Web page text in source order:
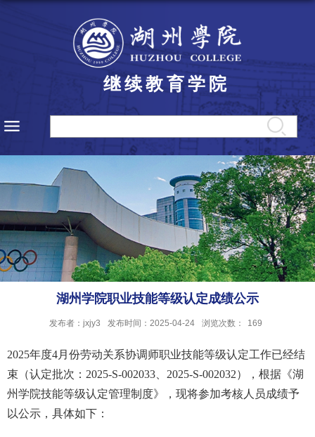
继续教育学院
湖州学院职业技能等级认定成绩公示
发布者：jxjy3 发布时间：2025-04-24 浏览次数： 169
2025年度4月份劳动关系协调师职业技能等级认定工作已经结
束（认定批次：2025-S-002033、2025-S-002032），根据《湖
州学院技能等级认定管理制度》，现将参加考核人员成绩予
以公示，具体如下：